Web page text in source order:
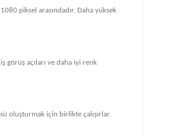
piksel arasındadır. Daha yüksek
görüş açıları ve daha iyi renk
oluşturmak için birlikte çalışırlar.